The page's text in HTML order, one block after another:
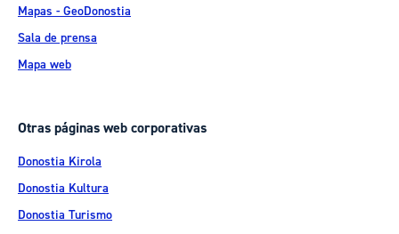
Mapas - GeoDonostia
Sala de prensa
Mapa web
Otras páginas web corporativas
Donostia Kirola
Donostia Kultura
Donostia Turismo